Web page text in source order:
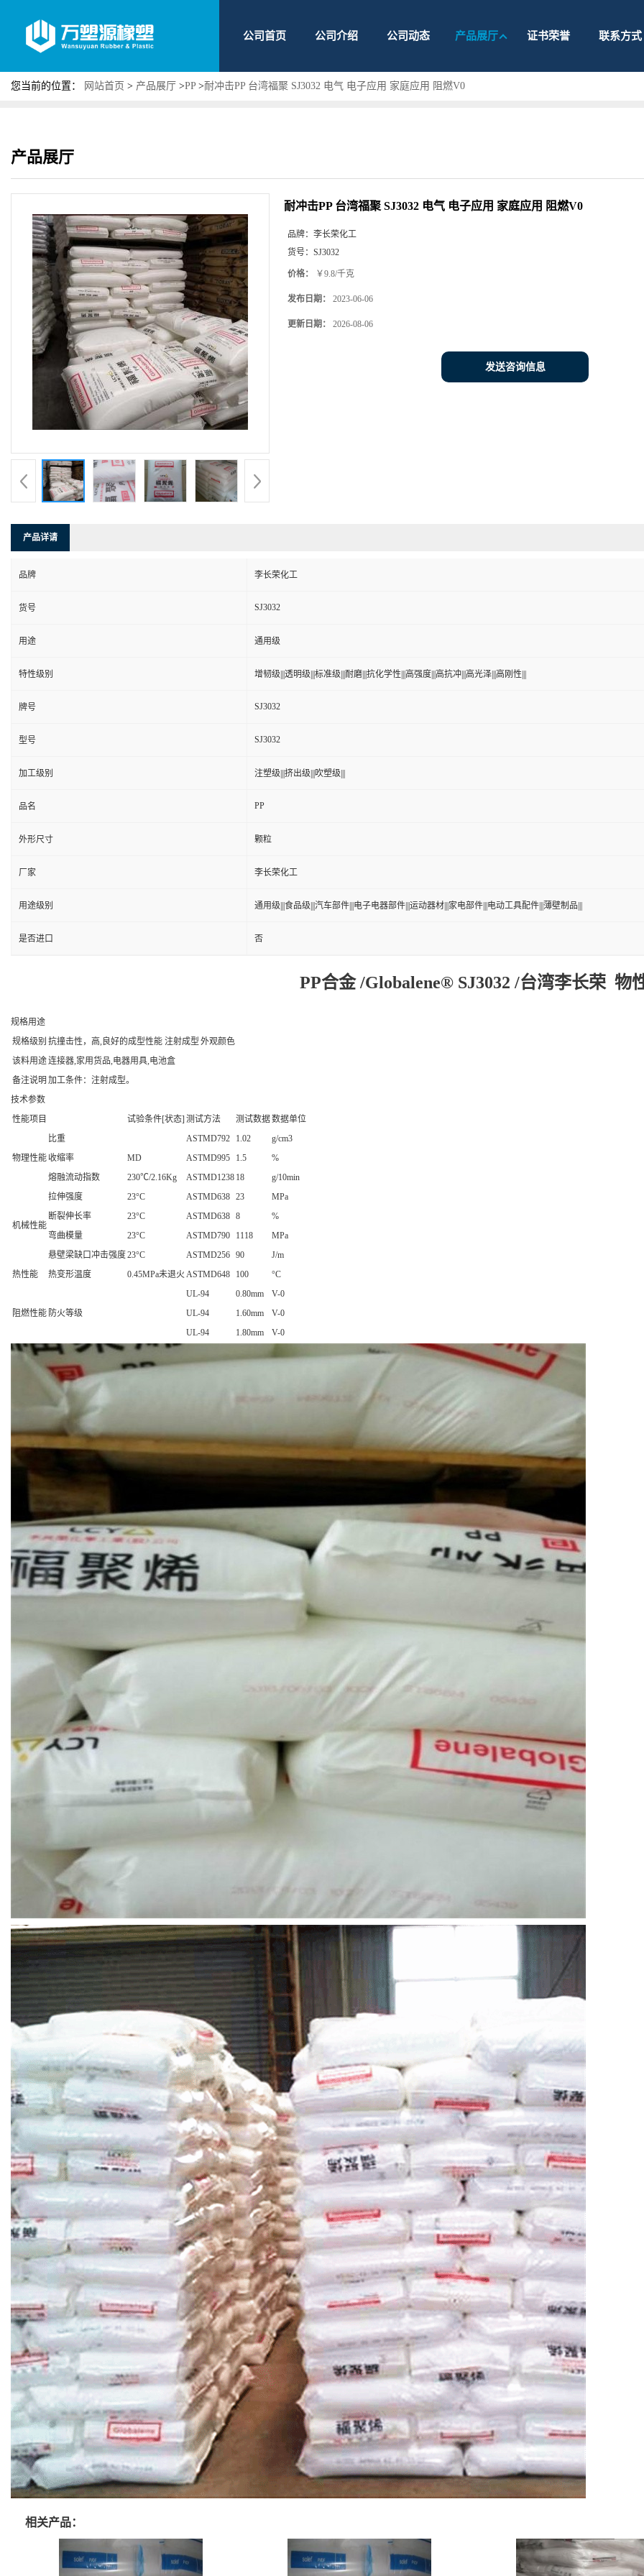
公司首页 公司介绍 公司动态 产品展厅 证书荣誉 联系方式
您当前的位置： 网站首页 > 产品展厅 >PP >耐冲击PP 台湾福聚 SJ3032 电气 电子应用 家庭应用 阻燃V0
产品展厅
耐冲击PP 台湾福聚 SJ3032 电气 电子应用 家庭应用 阻燃V0
品牌： 李长荣化工
货号： SJ3032
价格： ￥9.8/千克
发布日期： 2023-06-06
更新日期： 2026-08-06
发送咨询信息
产品详请
品牌 李长荣化工
货号 SJ3032
用途 通用级
特性级别 增韧级|||透明级|||标准级|||耐磨|||抗化学性|||高强度|||高抗冲|||高光泽|||高刚性|||
牌号 SJ3032
型号 SJ3032
加工级别 注塑级|||挤出级|||吹塑级|||
品名 PP
外形尺寸 颗粒
厂家 李长荣化工
用途级别 通用级|||食品级|||汽车部件|||电子电器部件|||运动器材|||家电部件|||电动工具配件|||薄壁制品|||
是否进口 否
PP合金 /Globalene® SJ3032 /台湾李长荣 物
规格用途
规格级别 抗撞击性，高,良好的成型性能 注射成型 外观颜色
该料用途连接器,家用货品,电器用具,电池盒
备注说明 加工条件：注射成型。
技术参数
性能项目
试验条件[状态] 测试方法 测试数据数据单位
物理性能
比重 ASTMD792 1.02
g/cm3
收缩率
MD ASTMD995 1.5
%
熔融流动指数
230℃/2.16Kg ASTMD1238 18 g/10min
机械性能
拉伸强度 23°C ASTMD638 23
MPa
断裂伸长率
23°C ASTMD638 8
%
弯曲模量
23°C ASTMD790 1118
MPa
悬壁梁缺口冲击强度23°C ASTMD256 90
J/m
热性能
热变形温度 0.45MPa未退火 ASTMD648 100 °C
阻燃性能 防火等级
UL-94 0.80mm
V-0
UL-94
1.60mm
V-0
UL-94
1.80mm V-0
相关产品：